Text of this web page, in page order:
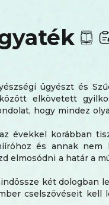
ügyészt és
elkövetett
hogy mindez
évekkel korábban
és annak nem
elmosódni a határ a
két dologban
cselszövéseit kell